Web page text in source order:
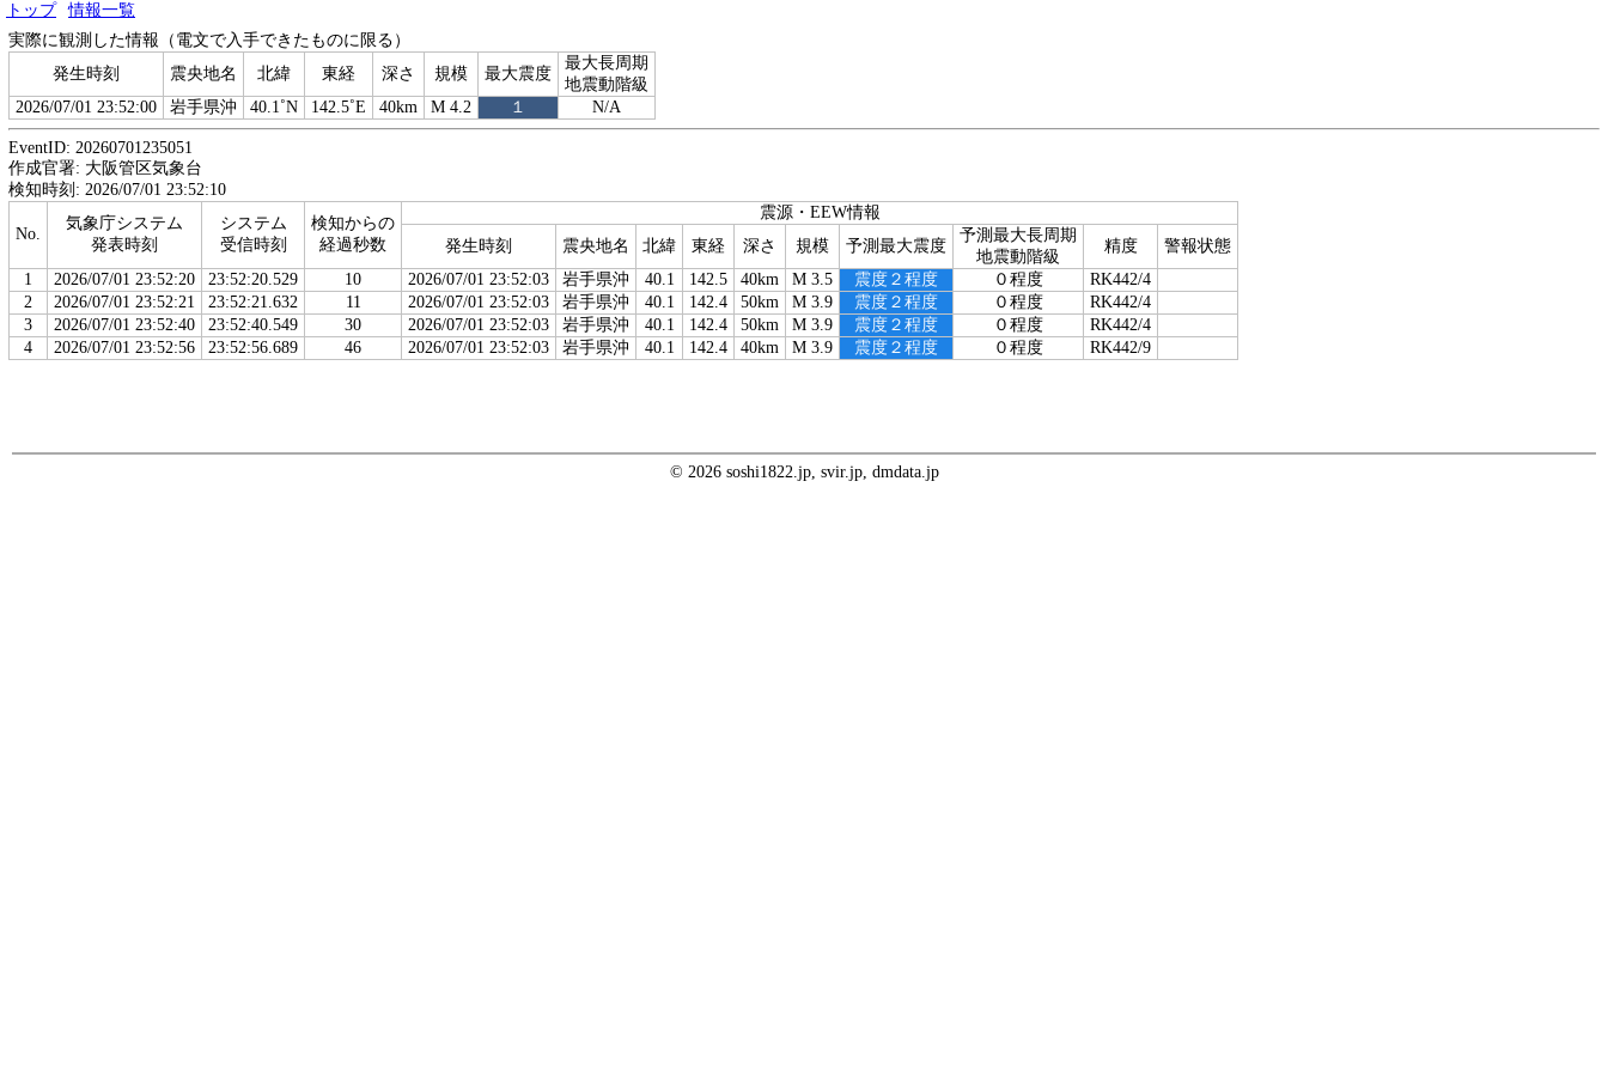
トップ
情報一覧
実際に観測した情報（電文で入手できたものに限る）
発生時刻
震央地名 北緯 東経 深さ 規模 最大震度
最大長周期
地震動階級
2026/07/01 23:52:00
岩手県沖 40.1˚N 142.5˚E 40km M 4.2 １ N/A
EventID: 20260701235051
作成官署: 大阪管区気象台
検知時刻: 2026/07/01 23:52:10
No.
気象庁システム
発表時刻
システム
受信時刻
検知からの
経過秒数
震源・EEW情報
発生時刻
震央地名 北緯 東経 深さ 規模 予測最大震度
予測最大長周期
地震動階級
精度
警報状態
1
2026/07/01 23:52:20 23:52:20.529 10 2026/07/01 23:52:03 岩手県沖 40.1 142.5 40km M 3.5 震度２程度 ０程度
RK442/4
2
2026/07/01 23:52:21 23:52:21.632 11 2026/07/01 23:52:03 岩手県沖 40.1 142.4 50km M 3.9 震度２程度 ０程度
RK442/4
3
2026/07/01 23:52:40 23:52:40.549 30 2026/07/01 23:52:03 岩手県沖 40.1 142.4 50km M 3.9 震度２程度 ０程度
RK442/4
4
2026/07/01 23:52:56 23:52:56.689 46 2026/07/01 23:52:03 岩手県沖 40.1 142.4 40km M 3.9 震度２程度 ０程度 RK442/9
© 2026 soshi1822.jp, svir.jp, dmdata.jp